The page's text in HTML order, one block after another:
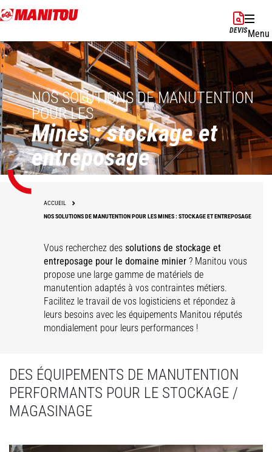
Aller
au
principal
DEVISMenu
NOS SOLUTIONS DE MANUTENTION
POUR LES
Mines : stockage et
entreposage
ACCUEIL
NOS SOLUTIONS DE MANUTENTION POUR LES MINES : STOCKAGE ET ENTREPOSAGE
Vous recherchez des solutions de stockage et
entreposage pour le domaine minier? Manitou vous
propose une large gamme de matériels de
manutention adaptés à vos contraintes métiers.
Facilitez le travail de vos logisticiens et répondez à
leurs besoins avec les équipements Manitou réputés
mondialement pour leurs performances !
DES ÉQUIPEMENTS DE MANUTENTION
PERFORMANTS POUR LE STOCKAGE /
MAGASINAGE